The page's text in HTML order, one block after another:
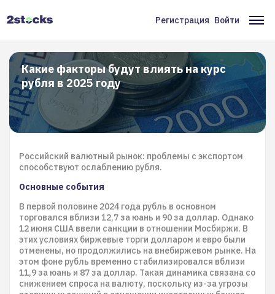
Меню
учётной
записи
пользователя
Регистрация Войти
Какие факторы будут влиять на курс
рубля в 2025 году
Российский валютный рынок: проблемы с экспортом
способствуют ослаблению рубля.
Основные события
В первой половине 2024 года рубль в основном
торговался вблизи 12,7 за юань и 90 за доллар. Однако
12 июня США ввели санкции в отношении Мосбиржи. В
этих условиях биржевые торги долларом и евро были
отменены, но продолжились на внебиржевом рынке. На
этом фоне рубль временно стабилизировался вблизи
11,9 за юань и 87 за доллар. Такая динамика связана со
снижением спроса на валюту, поскольку из-за угрозы